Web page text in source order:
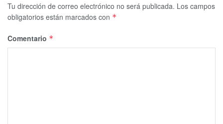
Tu dirección de correo electrónico no será publicada. Los campos
obligatorios están marcados con *
Comentario *